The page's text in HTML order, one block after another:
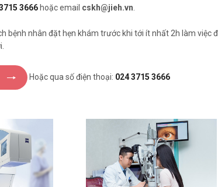
3666 hoặc email cskh@jieh.vn
bệnh nhân đặt hẹn khám trước khi tới ít nhất 2h làm việc
Hoặc qua số điện thoại: 024 3715 3666